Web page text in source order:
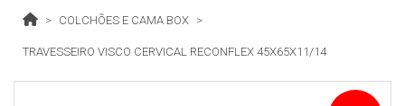
COLCHÕES E CAMA BOX
TRAVESSEIRO VISCO CERVICAL RECONFLEX 45X65X11/14